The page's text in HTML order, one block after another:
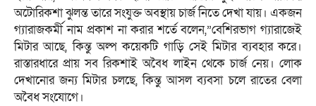
অটোরিকশা ঝুলন্ত তারে সংযুক্ত অবস্থায় চার্জ নিতে দেখা যায়। একজন
গ্যারাজকর্মী নাম প্রকাশ না করার শর্তে বলেন,”বেশিরভাগ গ্যারাজেই
মিটার আছে, কিন্তু অল্প কয়েকটি গাড়ি সেই মিটার ব্যবহার করে।
রাস্তারধারে প্রায় সব রিকশাই অবৈধ লাইন থেকে চার্জ নেয়। লোক
দেখানোর জন্য মিটার চলছে, কিন্তু আসল ব্যবসা চলে রাতের বেলা
অবৈধ সংযোগে।